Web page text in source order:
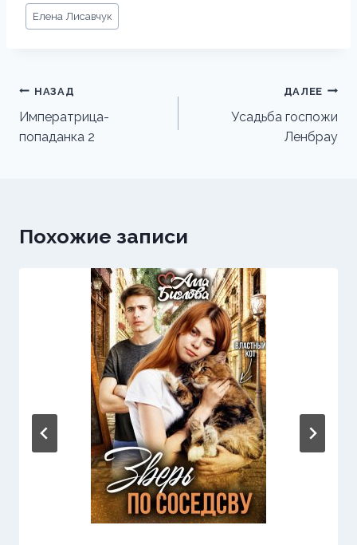
Метки
записи:
Елена Лисавчук
Навигация
по
записям
НАЗАД
Императрица-
попаданка 2
ДАЛЕЕ
Усадьба госпожи
Ленбрау
Похожие записи